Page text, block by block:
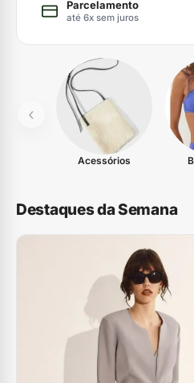
Parcelamento
até 6x sem juros
‹
Acessórios
Destaques da Semana